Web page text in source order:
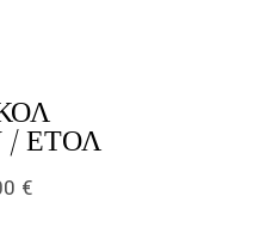
ΕΤΌΛLINK
€